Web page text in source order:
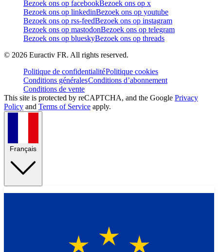
Bezoek ons op facebookBezoek ons op x
Bezoek ons op linkedinBezoek ons op youtube
Bezoek ons op rss-feedBezoek ons op instagram
Bezoek ons op mastodonBezoek ons op telegram
Bezoek ons op blueskyBezoek ons op threads
© 2026 Euractiv FR. All rights reserved.
Politique de confidentialitéPolitique cookies
Conditions généralesConditions d’abonnement
Conditions de vente
This site is protected by reCAPTCHA, and the Google Privacy
Policy and Terms of Service apply.
Français